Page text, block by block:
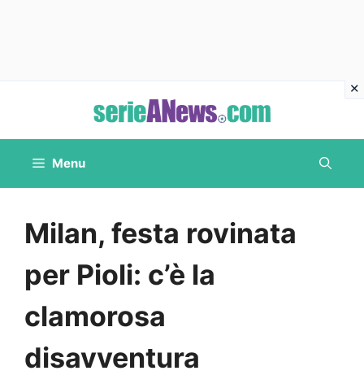
contenuto
Menu
Milan, festa rovinata
per Pioli: c’è la
clamorosa
disavventura